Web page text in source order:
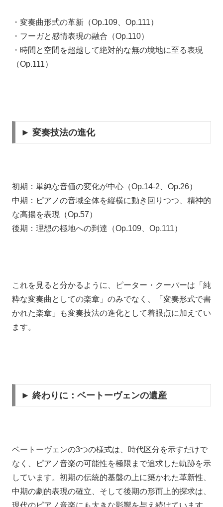
・変奏曲形式の革新（Op.109、Op.111）
・フーガと感情表現の融合（Op.110）
・時間と空間を超越して絶対的な無の境地に至る表現
（Op.111）
► 変奏技法の進化
初期：単純な音価の変化が中心（Op.14-2、Op.26）
中期：ピアノの音域全体を縦横に動き回りつつ、精神的
な高揚を表現（Op.57）
後期：理想の極地への到達（Op.109、Op.111）
これを見ると分かるように、ピーター・クーパーは「純
粋な変奏曲としての楽章」のみでなく、「変奏形式で書
かれた楽章」も変奏技法の進化として着眼点に加えてい
ます。
► 終わりに：ベートーヴェンの遺産
ベートーヴェンの3つの様式は、時代区分を示すだけで
なく、ピアノ音楽の可能性を極限まで追求した軌跡を示
しています。初期の伝統的基盤の上に築かれた革新性、
中期の劇的表現の確立、そして後期の形而上的探求は、